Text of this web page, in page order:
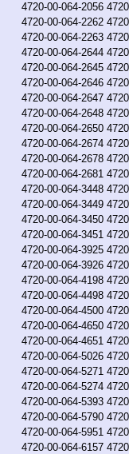
4720-00-064-2056
4720-00-064-2262
4720-00-064-2263
4720-00-064-2644
4720-00-064-2645
4720-00-064-2646
4720-00-064-2647
4720-00-064-2648
4720-00-064-2650
4720-00-064-2674
4720-00-064-2678
4720-00-064-2681
4720-00-064-3448
4720-00-064-3449
4720-00-064-3450
4720-00-064-3451
4720-00-064-3925
4720-00-064-3926
4720-00-064-4198
4720-00-064-4498
4720-00-064-4500
4720-00-064-4650
4720-00-064-4651
4720-00-064-5026
4720-00-064-5271
4720-00-064-5274
4720-00-064-5393
4720-00-064-5790
4720-00-064-5951
4720-00-064-6157